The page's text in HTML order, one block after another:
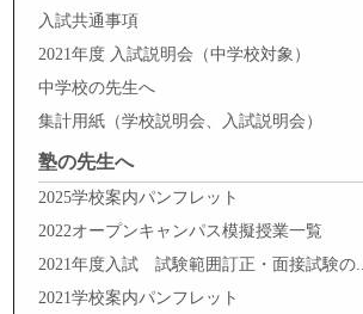
入試共通事項
2021年度 入試説明会（中学校対象）
中学校の先生へ
集計用紙（学校説明会、入試説明会）
塾の先生へ
2025学校案内パンフレット
2022オープンキャンパス模擬授業一覧
2021年度入試 試験範囲訂正・面接試験の...
2021学校案内パンフレット